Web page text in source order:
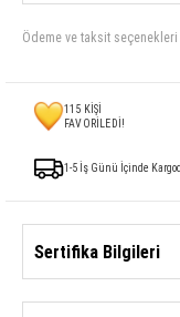
Ödeme ve taksit
115 KİŞİ
FAVORİLEDİ!
1-5 İş Günü İçinde
Sertifika Bilgileri